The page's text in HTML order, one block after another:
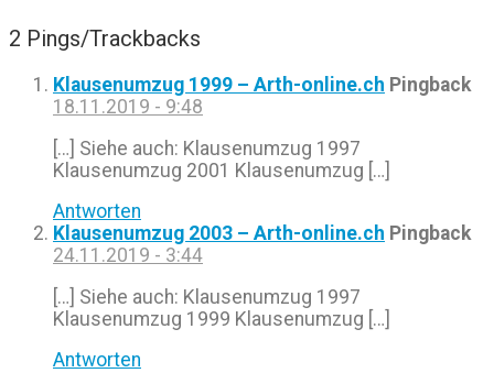
2 Pings/Trackbacks
Klausenumzug 1999 – Arth-online.ch Pingback
18.11.2019 - 9:48
[…] Siehe auch: Klausenumzug 1997
Klausenumzug 2001 Klausenumzug […]
Antworten
Klausenumzug 2003 – Arth-online.ch Pingback
24.11.2019 - 3:44
[…] Siehe auch: Klausenumzug 1997
Klausenumzug 1999 Klausenumzug […]
Antworten